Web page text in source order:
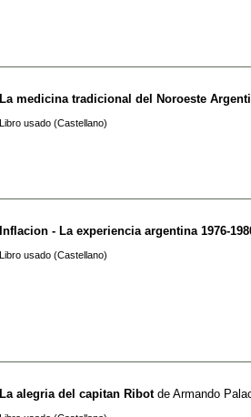
La medicina tradicional del Noroeste
Libro usado (Castellano)
Inflacion - La experiencia argentina 1976-
Libro usado (Castellano)
La alegria del capitan Ribotde Armando